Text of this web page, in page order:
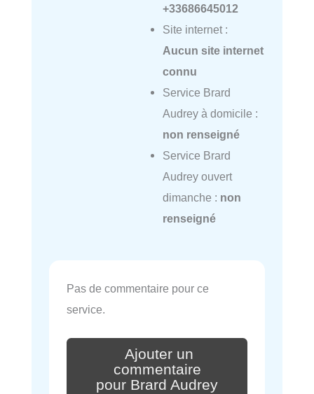
+33686645012
Site internet :
Aucun site internet
connu
Service Brard
Audrey à domicile :
non renseigné
Service Brard
Audrey ouvert
dimanche : non
renseigné
Pas de commentaire pour ce
service.
Ajouter un
commentaire
pour Brard Audrey